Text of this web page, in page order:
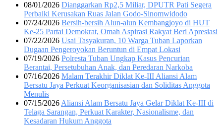
08/01/2026 Dianggarkan Rp2,5 Miliar, DPUTR Pati Segera
Perbaiki Kerusakan Ruas Jalan Godo-Sinomwidodo
07/24/2026 Bersih-bersih Alun-alun Kembangjoyo di HUT
Ke-25 Partai Demokrat, Omah Aspirasi Rakyat Beri Apresiasi
07/22/2026 Usai Tasyakuran, 10 Warga Tuban Laporkan
Dugaan Pengeroyokan Beruntun di Empat Lokasi
07/19/2026 Polresta Tuban Ungkap Kasus Pencurian
Berantai, Persetubuhan Anak, dan Peredaran Narkoba
07/16/2026 Malam Terakhir Diklat Ke-III Aliansi Alam
Bersatu Jaya Perkuat Keorganisasian dan Soliditas Anggota
Menulis
07/15/2026 Aliansi Alam Bersatu Jaya Gelar Diklat Ke-III di
Telaga Sarangan, Perkuat Karakter, Nasionalisme, dan
Kesadaran Hukum Anggota